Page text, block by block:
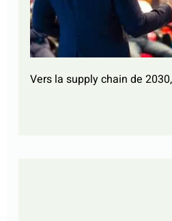
Vers la supply chain de